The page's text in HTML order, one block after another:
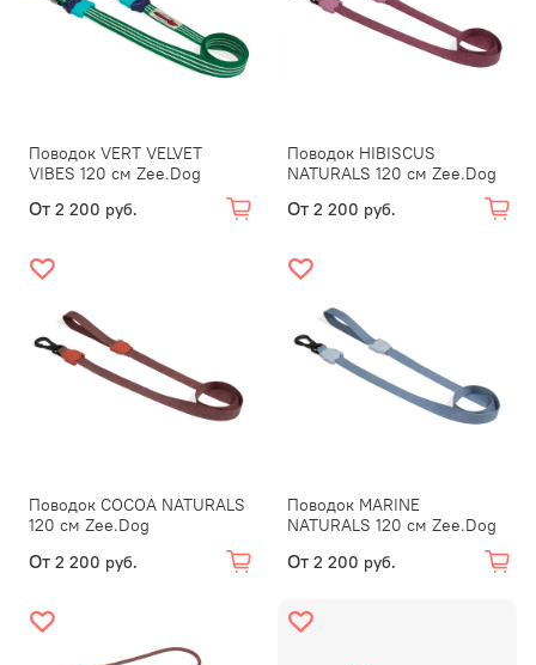
Поводок VERT VELVET
VIBES 120 см Zee.Dog
От 2 200 руб.
Поводок HIBISCUS
NATURALS 120 см Zee.Dog
От 2 200 руб.
Поводок COCOA NATURALS
120 см Zee.Dog
От 2 200 руб.
Поводок MARINE
NATURALS 120 см Zee.Dog
От 2 200 руб.